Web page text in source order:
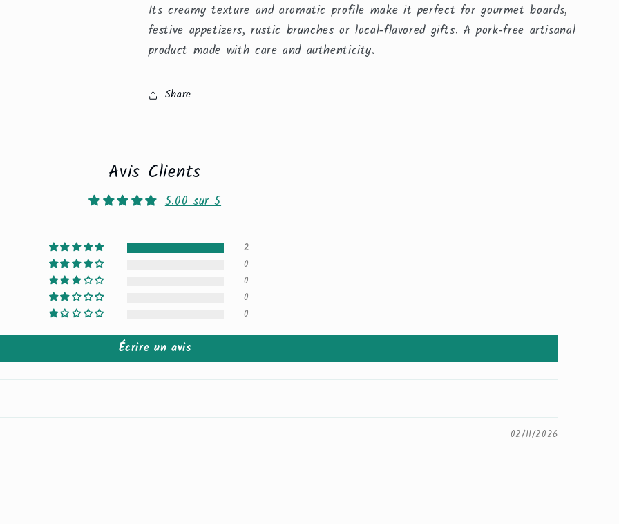
Its creamy texture and aromatic profile make it perfect for gourmet boards,
festive appetizers, rustic brunches or local‑flavored gifts. A pork‑free artisanal
product made with care and authenticity.
Share
Avis Clients
5.00 sur 5
2
0
0
0
0
Écrire un avis
02/11/2026